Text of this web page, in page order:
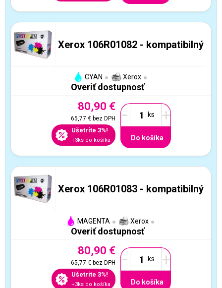
Xerox 106R01082 - kompatibilný
CYAN Xerox
Overiť dostupnosť
80,90 €
65,77 €bez DPH
Ušetríte 3%!
+3ks do košíka
- +
Do košíka
Xerox 106R01083 - kompatibilný
MAGENTA Xerox
Overiť dostupnosť
80,90 €
65,77 €bez DPH
Ušetríte 3%!
+3ks do košíka
- +
Do košíka